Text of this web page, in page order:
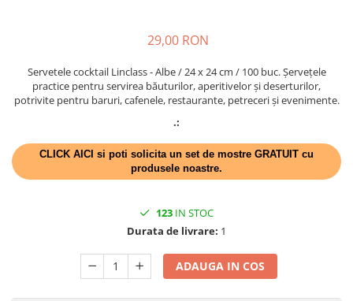
DELUXE LIGHT
DELUXE, 4 straturi
UNICE, Gama SPANLIN
PORT-TACAMURI
AURIU, ARGINTIU & BRONZ
29,00 RON
Servetele cocktail Linclass - Albe / 24 x 24 cm / 100 buc. Șervețele
practice pentru servirea băuturilor, aperitivelor și deserturilor,
potrivite pentru baruri, cafenele, restaurante, petreceri și evenimente.
.:
CLICK AICI si poti solicita un set de mostre GRATUIT cu
produsele noastre.
123 IN STOC
Durata de livrare: 1
ADAUGA IN COS